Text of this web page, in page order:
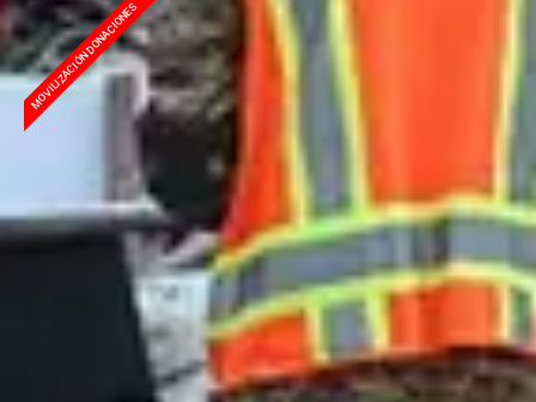
MOVILIZACIÓN DONACIONES